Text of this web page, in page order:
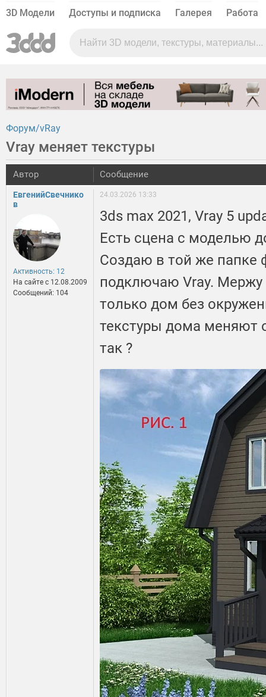
3D Модели Доступы и подписка Галерея Работа
Форум vRay
Vray меняет текстуры
Автор Сообщение
ЕвгенийСвечнико
в
Активность: 12
На сайте c 12.08.2009
Сообщений: 104
24.03.2026 13:33
3ds max 2021, Vray 5
Есть сцена с моделью
Создаю в той же папке
подключаю Vray. Мержу
только дом без
текстуры дома меняют
так ?